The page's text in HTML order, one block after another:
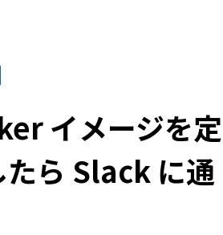
イメージを定
ら Slack に通